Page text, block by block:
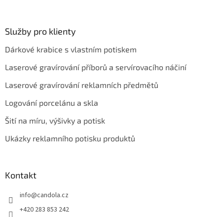
Služby pro klienty
Dárkové krabice s vlastním potiskem
Laserové gravírování příborů a servírovacího náčiní
Laserové gravírování reklamních předmětů
Logování porcelánu a skla
Šití na míru, výšivky a potisk
Ukázky reklamního potisku produktů
Kontakt
info@candola.cz
+420 283 853 242